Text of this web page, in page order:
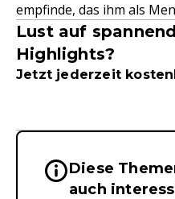
empfinde, das ihm als
Lust auf
Highlights?
Jetzt jederzeit
Wichtige
Diese
auch